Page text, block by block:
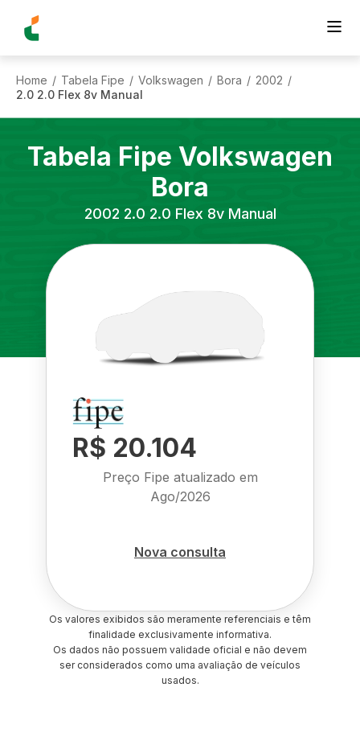
Home / Tabela Fipe / Volkswagen / Bora / 2002 /
2.0 2.0 Flex 8v Manual
Tabela Fipe Volkswagen
Bora
2002 2.0 2.0 Flex 8v Manual
R$ 20.104
Preço Fipe atualizado em
Ago/2026
Nova consulta
Os valores exibidos são meramente referenciais e têm
finalidade exclusivamente informativa.
Os dados não possuem validade oficial e não devem
ser considerados como uma avaliação de veículos
usados.